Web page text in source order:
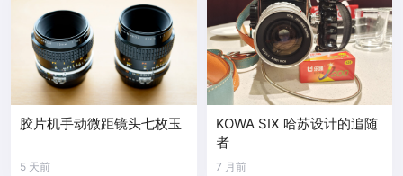
胶片机手动微距镜头七枚玉
5 天前
KOWA SIX 哈苏设计的追随
者
7 月前